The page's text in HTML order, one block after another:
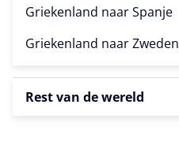
Griekenland naarSpanje
Griekenland naarZweden
Rest van de wereld